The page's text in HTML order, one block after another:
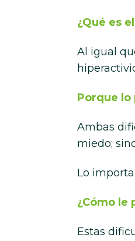
¿Qué es
Al igual
Porque lo
Ambas
miedo;
Lo
¿Cómo le
Estas